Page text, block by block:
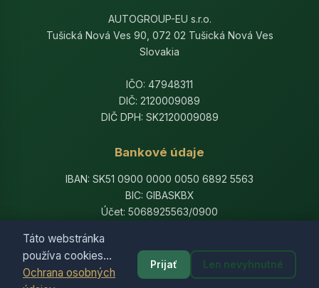
Táto webstránka
používa cookies...
Ochrana osobných
Prijať Len nevyhnutné
AUTOGROUP-EU s.r.o.
Tušická Nová Ves 90, 072 02 Tušická Nová Ves
Slovakia
IČO: 47948311
DIČ: 2120009089
DIČ DPH: SK2120009089
Bankové údaje
IBAN: SK51 0900 0000 0050 6892 5563
BIC: GIBASKBX
Účet: 5068925563/0900